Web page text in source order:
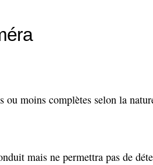
moins complètes selon la
mais ne permettra pas de